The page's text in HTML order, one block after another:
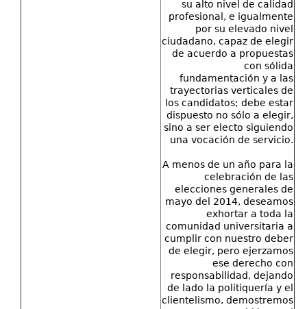
su alto nivel de calidad
profesional, e igualmente
por su elevado nivel
ciudadano, capaz de elegir
de acuerdo a propuestas
con sólida
fundamentación y a las
trayectorias verticales de
los candidatos; debe estar
dispuesto no sólo a elegir,
sino a ser electo siguiendo
una vocación de servicio.
A menos de un año para la
celebración de las
elecciones generales de
mayo del 2014, deseamos
exhortar a toda la
comunidad universitaria a
cumplir con nuestro deber
de elegir, pero ejerzamos
ese derecho con
responsabilidad, dejando
de lado la politiquería y el
clientelismo, demostremos